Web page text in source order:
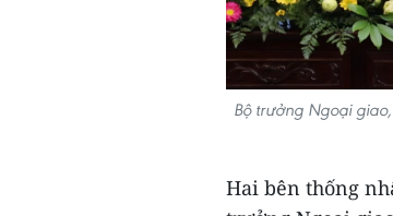
Bộ trưởng Ngoại
Hai bên thống